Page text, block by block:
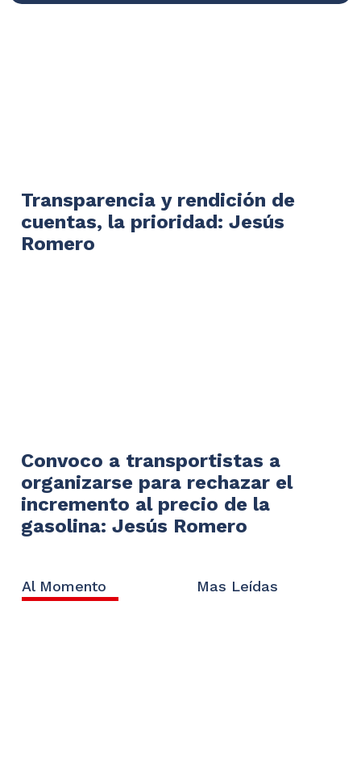
Transparencia y rendición de
cuentas, la prioridad: Jesús
Romero
Convoco a transportistas a
organizarse para rechazar el
incremento al precio de la
gasolina: Jesús Romero
Al Momento Mas Leídas